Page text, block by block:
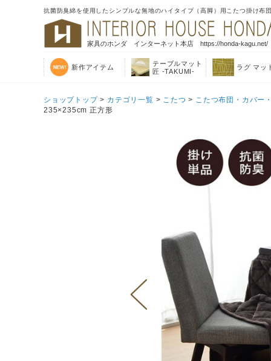
抗菌防臭綿を使用したシンプルな無地のハイタイプ（高脚）用こたつ掛け
家具のホンダ インターネット本店 https://honda-kagu.net/
新作アイテム
テーブルマット
匠 -TAKUMI-
ラグ マッ
ショップトップ> カテゴリ一覧 > こたつ > こたつ布団・カバー
235×235cm 正方形